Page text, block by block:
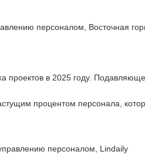
персоналом, Восточная
проектов в 2025 году.
процентом персонала,
персоналом, Lindaily